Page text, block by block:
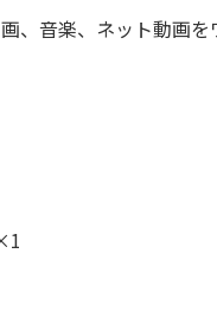
音楽、ネット動画